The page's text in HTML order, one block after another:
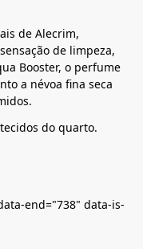
de Alecrim,
de limpeza,
Booster, o perfume
a névoa fina seca
do quarto.
end="738" data-is-